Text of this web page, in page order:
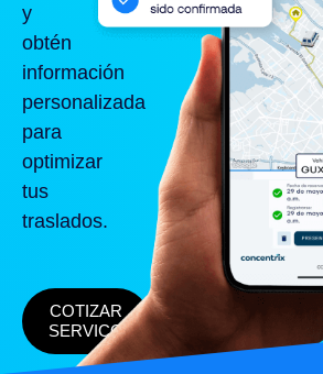
y
obtén
información
personalizada
para
optimizar
tus
traslados.
COTIZAR
SERVICO